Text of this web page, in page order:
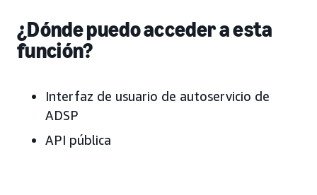
¿Dónde puedo acceder a esta
función?
Interfaz de usuario de autoservicio de
ADSP
API pública